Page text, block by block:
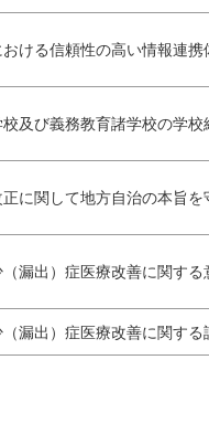
ける信頼性の高い情報連
及び義務教育諸学校の学
に関して地方自治の本旨
漏出）症医療改善に関す
漏出）症医療改善に関する